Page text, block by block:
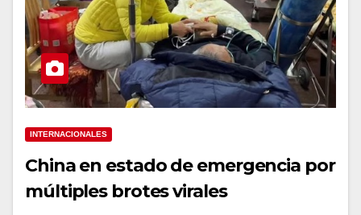
INTERNACIONALES
China en estado de emergencia por
múltiples brotes virales